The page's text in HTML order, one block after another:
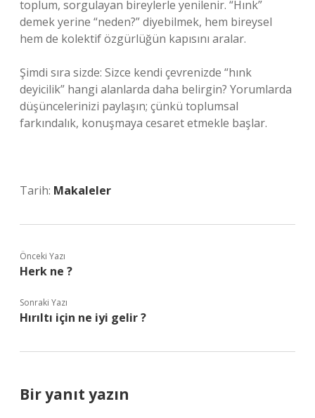
toplum, sorgulayan bireylerle yenilenir. “Hınk”
demek yerine “neden?” diyebilmek, hem bireysel
hem de kolektif özgürlüğün kapısını aralar.
Şimdi sıra sizde: Sizce kendi çevrenizde “hınk
deyicilik” hangi alanlarda daha belirgin? Yorumlarda
düşüncelerinizi paylaşın; çünkü toplumsal
farkındalık, konuşmaya cesaret etmekle başlar.
Tarih: Makaleler
Önceki Yazı
Herk ne ?
Sonraki Yazı
Hırıltı için ne iyi gelir ?
Bir yanıt yazın